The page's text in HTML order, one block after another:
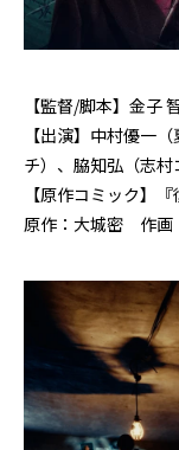
【監督/脚本】金子
【出演】中村優一
チ）、脇知弘（志村
【原作コミック】
原作：大城密 作画